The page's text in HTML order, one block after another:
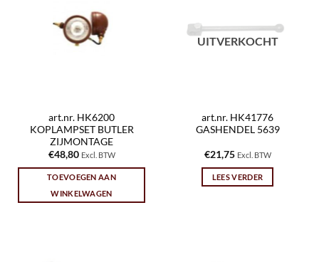
art.nr. HK6200
KOPLAMPSET BUTLER
ZIJMONTAGE
€48,80 Excl. BTW
TOEVOEGEN AAN
WINKELWAGEN
UITVERKOCHT
art.nr. HK41776
GASHENDEL 5639
€21,75 Excl. BTW
LEES VERDER